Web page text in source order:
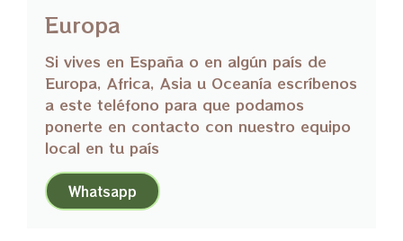
Europa
Si vives en España o en algún país de
Europa, Africa, Asia u Oceanía escríbenos
a este teléfono para que podamos
ponerte en contacto con nuestro equipo
local en tu país
Whatsapp